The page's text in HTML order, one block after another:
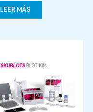
LEER MÁS